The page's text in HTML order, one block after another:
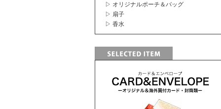
▷ オリジナルポーチ＆バッグ
▷ 扇子
▷ 香水